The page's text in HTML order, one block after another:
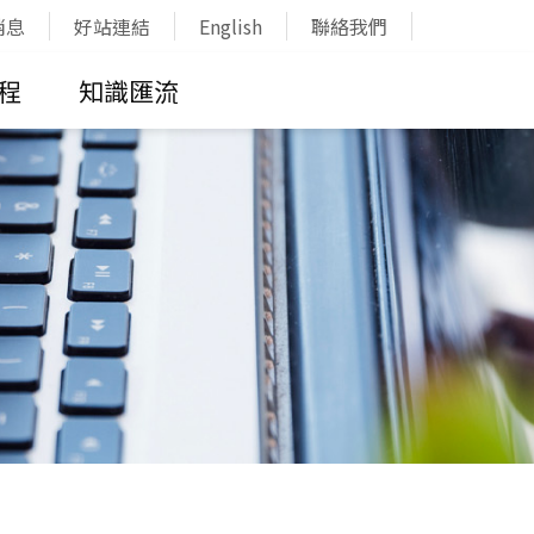
息 好站連結 English 聯絡我們
知識匯流